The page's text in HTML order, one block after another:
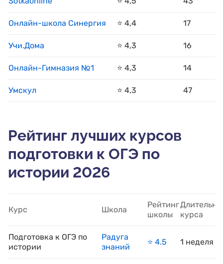
Онлайн-школа Синергия ⭐️ 4,4 17
Учи.Дома ⭐️ 4,3 16
Онлайн-Гимназия №1 ⭐️ 4,3 14
Умскул ⭐️ 4,3 47
Рейтинг лучших курсов
подготовки к ОГЭ по
истории 2026
Курс Школа
Рейтинг
школы
курса
Подготовка к ОГЭ по
истории
Радуга
знаний
⭐️ 4.5 1 неделя